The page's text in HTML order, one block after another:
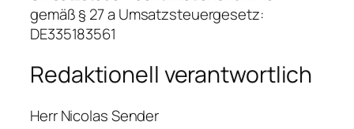
gemäß § 27 a Umsatzsteuergesetz:
DE335183561
Redaktionell verantwortlich
Herr Nicolas Sender